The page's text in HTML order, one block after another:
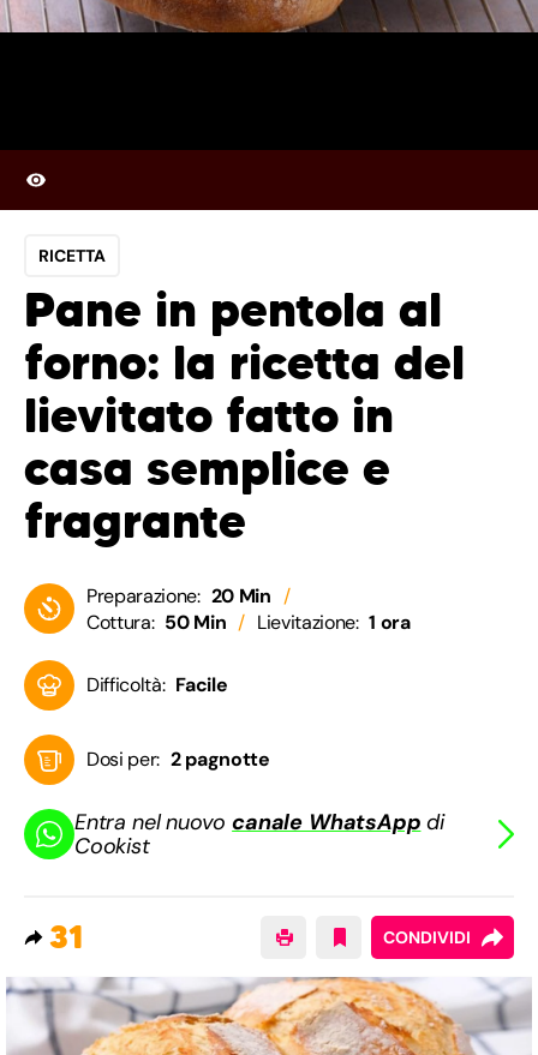
RICETTA
Pane in pentola al
forno: la ricetta del
lievitato fatto in
casa semplice e
fragrante
Preparazione: 20 Min
Cottura: 50 Min Lievitazione: 1 ora
Difficoltà: Facile
Dosi per: 2 pagnotte
Entra nel nuovocanale WhatsApp di
Cookist
31 CONDIVIDI